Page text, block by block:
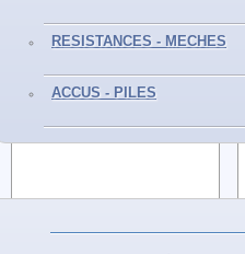
RESISTANCES - MECHES
ACCUS - PILES
CONTACTEZ-NOUS
Du Lundi au Samedi
Tél :0559298239